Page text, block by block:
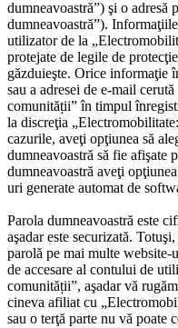
dumneavoastră”) şi o adresă
dumneavoastră”).
utilizator de la
protejate de legile de
găzduieşte. Orice informaţie
sau a adresei de e-mail
comunității” în timpul
la discreţia
cazurile, aveţi opţiunea să
dumneavoastră să fie afişate
dumneavoastră aveţi
uri generate automat de
Parola dumneavoastră este
aşadar este securizată.
parolă pe mai multe website-
de accesare al contului de
comunității”, aşadar vă
cineva afiliat cu
sau o terţă parte nu vă poate